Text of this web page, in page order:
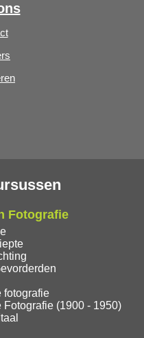
Fotografie
fotografie
(1900 - 1950)